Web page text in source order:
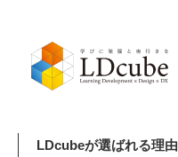
LDcubeが選ばれる理由